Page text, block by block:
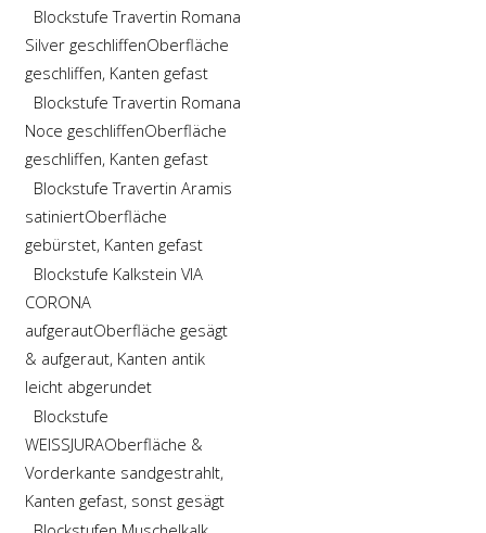
Blockstufe Travertin Romana
Silver geschliffenOberfläche
geschliffen, Kanten gefast
Blockstufe Travertin Romana
Noce geschliffenOberfläche
geschliffen, Kanten gefast
Blockstufe Travertin Aramis
satiniertOberfläche
gebürstet, Kanten gefast
Blockstufe Kalkstein VIA
CORONA
aufgerautOberfläche gesägt
& aufgeraut, Kanten antik
leicht abgerundet
Blockstufe
WEISSJURAOberfläche &
Vorderkante sandgestrahlt,
Kanten gefast, sonst gesägt